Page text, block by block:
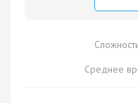
Среднее